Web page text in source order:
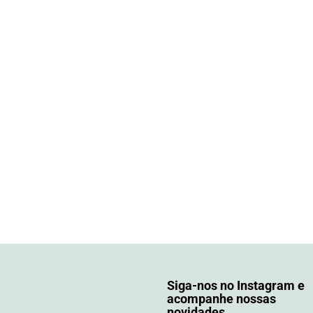
Siga-nos no Instagram e
acompanhe nossas